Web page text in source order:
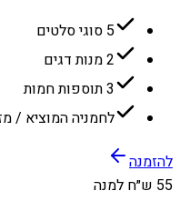
5 סוגי סלטים
2 מנות דגים
3 תוספות חמות
לחמניה המוציא /
להזמנה
55 ש״ח למנה